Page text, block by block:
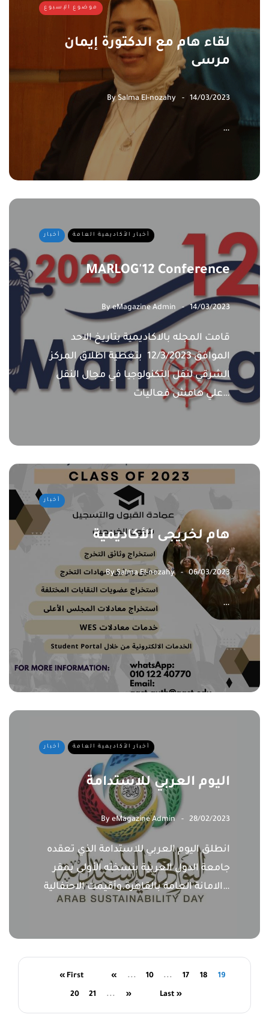
موضوع الإسبوع
لقاء هام مع الدكتورة إيمان
مرسى
BySalma El-nozahy 14/03/2023
…
أخبار أخبار الأكاديمية العامة
MARLOG'12 Conference
ByeMagazine Admin 14/03/2023
قامت المجله بالاكاديمية بتاريخ الاحد
الموافق 12/3/2023 بتغطية اطلاق المركز
الشرقي لنقل التكنولوجيا في مجال النقل
علي هامش فعاليات…
أخبار
هام لخريجى الأكاديمية
BySalma El-nozahy 06/03/2023
…
أخبار أخبار الأكاديمية العامة
اليوم العربي للاستدامة
By eMagazine Admin 28/02/2023
جامعة الدول العربية بنسخته الأولى بمقر
الامانة العامة بالقاهرة.وأقيمت الاحتفالية…
« First « ... 10 ... 17 18 19
20 21 ... » Last »